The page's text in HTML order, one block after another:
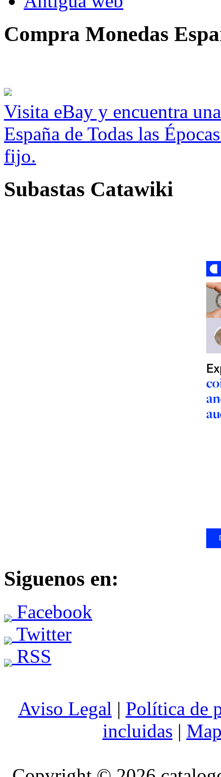
Compra Monedas
Visita eBay y encuentra
España de Todas las
fijo.
Subastas Catawiki
Siguenos en:
Facebook
Twitter
RSS
Aviso Legal | Política de
incluidas |